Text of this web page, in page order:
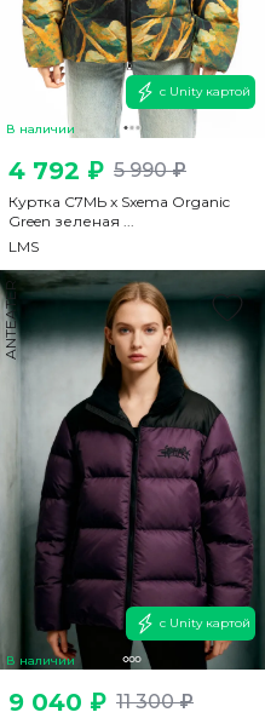
В наличии
с Unity картой
4 792 ₽ 5 990 ₽
Куртка С7МЬ x Sxema Organic
Green зеленая ...
LMS
В наличии
ANTEATER
с Unity картой
9 040 ₽ 11 300 ₽